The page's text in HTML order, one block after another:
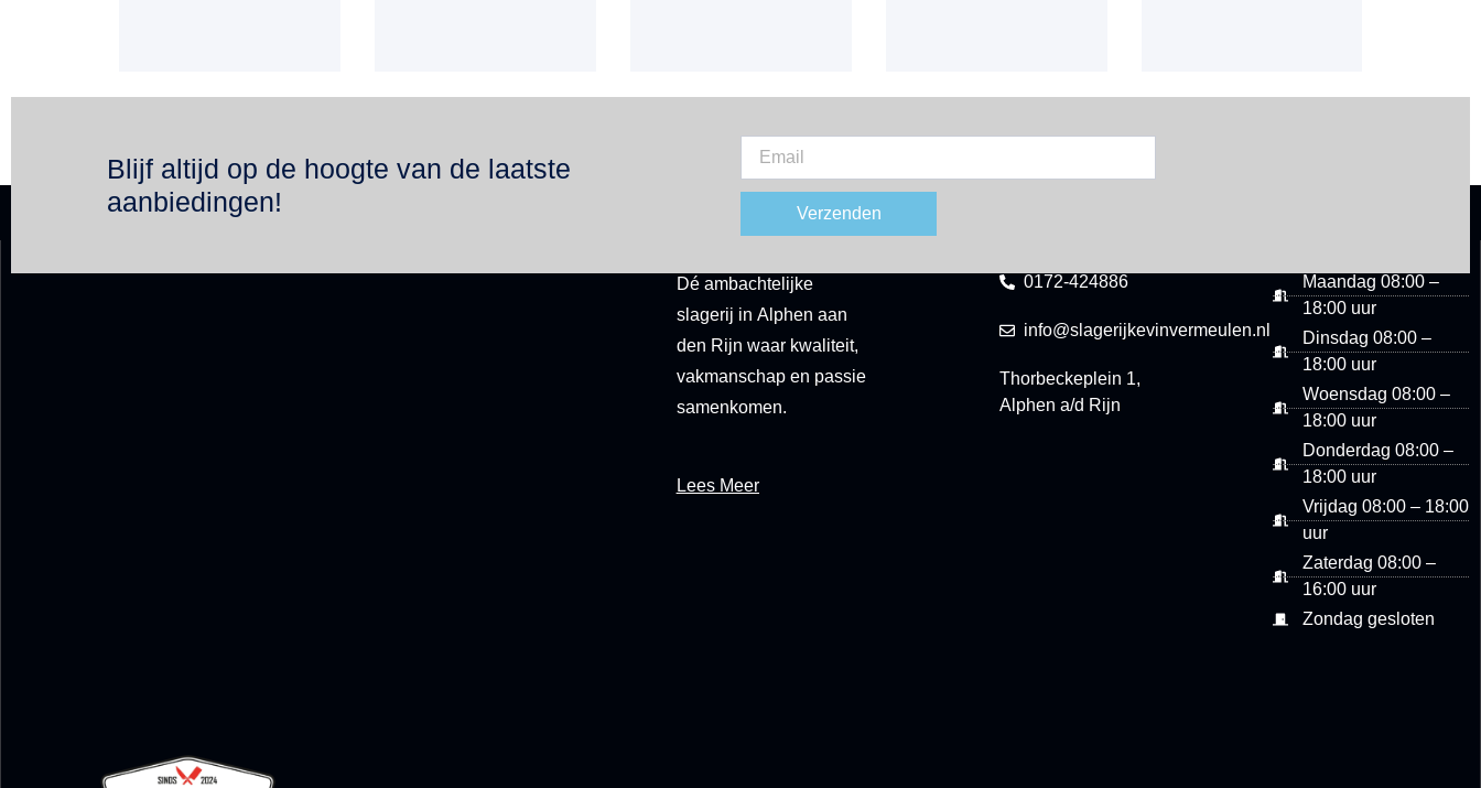
Blijf altijd op de hoogte van de laatste
aanbiedingen!
Verzenden
Dé ambachtelijke
slagerij in Alphen aan
den Rijn waar kwaliteit,
vakmanschap en passie
samenkomen.
Lees Meer
0172-424886
info@slagerijkevinvermeulen.nl
Thorbeckeplein 1,
Alphen a/d Rijn
Maandag 08:00 –
18:00 uur
Dinsdag 08:00 –
18:00 uur
Woensdag 08:00 –
18:00 uur
Donderdag 08:00 –
18:00 uur
Vrijdag 08:00 – 18:00
uur
Zaterdag 08:00 –
16:00 uur
Zondag gesloten